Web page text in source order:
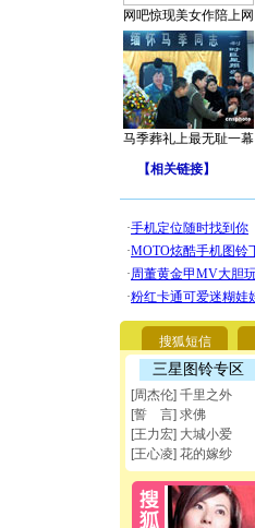
网吧惊现美女作陪上网
马季葬礼上最无耻一幕
【相关链接】
搜狐短信
三星图铃专区
[周杰伦] 千里之外
[誓 言] 求佛
[王力宏] 大城小爱
[王心凌] 花的嫁纱